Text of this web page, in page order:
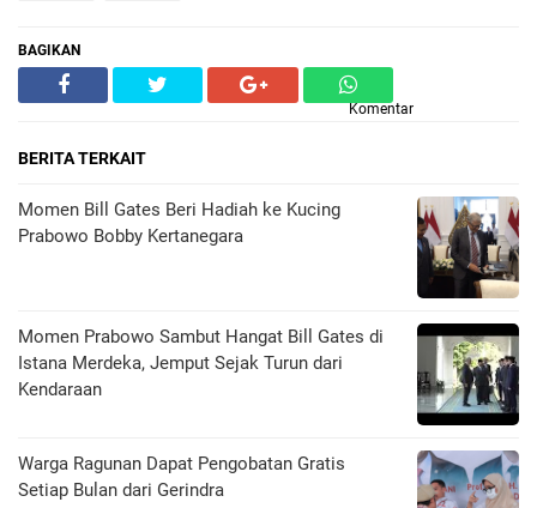
BAGIKAN
Komentar
BERITA TERKAIT
Momen Bill Gates Beri Hadiah ke Kucing
Prabowo Bobby Kertanegara
Momen Prabowo Sambut Hangat Bill Gates di
Istana Merdeka, Jemput Sejak Turun dari
Kendaraan
Warga Ragunan Dapat Pengobatan Gratis
Setiap Bulan dari Gerindra